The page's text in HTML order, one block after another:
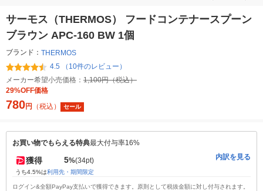
サーモス（THERMOS） フードコンテナースプーン
ブラウン APC-160 BW 1個
ブランド： THERMOS
4.5 （10件のレビュー）
メーカー希望小売価格： 1,100円（税込）
29%OFF価格
780円 （税込） セール
お買い物でもらえる特典最大付与率16%
獲得 5%(34pt)
うち4.5%は利用先・期間限定
内訳を見る
ログイン&全額PayPay支払いで獲得できます。原則として税抜金額に対し付与されます。